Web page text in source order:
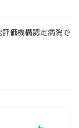
価機構認定病院で